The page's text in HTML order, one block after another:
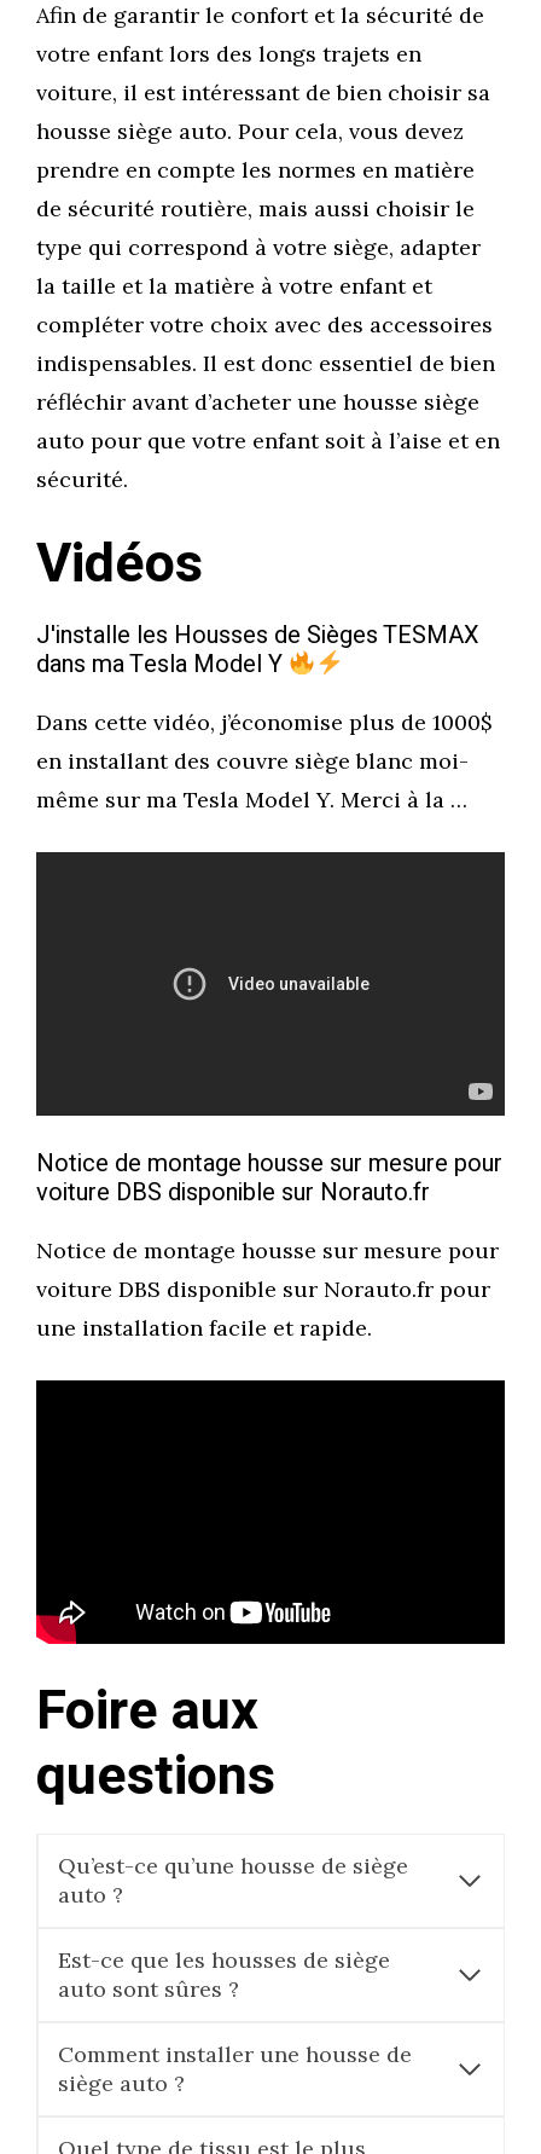
Afin de garantir le confort et la sécurité de
votre enfant lors des longs trajets en
voiture, il est intéressant de bien choisir sa
housse siège auto. Pour cela, vous devez
prendre en compte les normes en matière
de sécurité routière, mais aussi choisir le
type qui correspond à votre siège, adapter
la taille et la matière à votre enfant et
compléter votre choix avec des accessoires
indispensables. Il est donc essentiel de bien
réfléchir avant d’acheter une housse siège
auto pour que votre enfant soit à l’aise et en
sécurité.
Vidéos
J'installe les Housses de Sièges TESMAX
dans ma Tesla Model Y
Dans cette vidéo, j’économise plus de 1000$
en installant des couvre siège blanc moi-
même sur ma Tesla Model Y. Merci à la …
Notice de montage housse sur mesure pour
voiture DBS disponible sur Norauto.fr
Notice de montage housse sur mesure pour
voiture DBS disponible sur Norauto.fr pour
une installation facile et rapide.
Foire aux
questions
Qu’est-ce qu’une housse de siège
auto ?
Est-ce que les housses de siège
auto sont sûres ?
Comment installer une housse de
siège auto ?
Quel type de tissu est le plus